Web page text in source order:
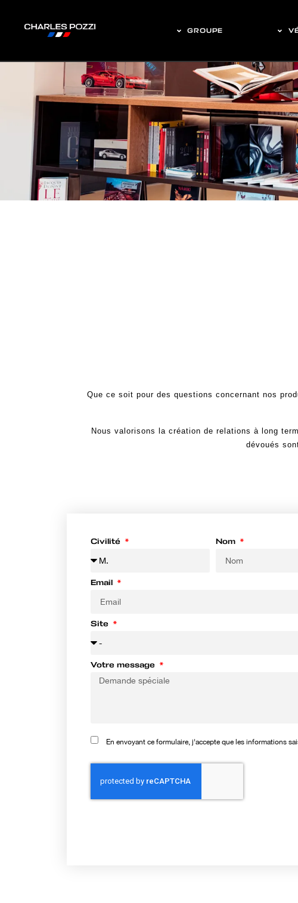
GROUPE
Que ce soit pour des questions concernant nos
Nous valorisons la création de relations à long
dévoués
Civilité Nom
Email
Site
Votre message
En envoyant ce formulaire, j'accepte que les informations